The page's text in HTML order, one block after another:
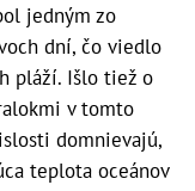
jedným zo
dní, čo viedlo
pláží. Išlo tiež o
v tomto
domnievajú,
teplota oceánov